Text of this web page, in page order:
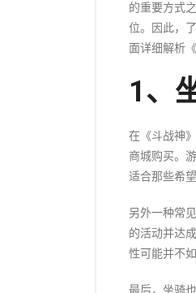
的重要方式
位。因此，
面详细解析
1、
在《斗战神
商城购买。
适合那些希
另外一种常
的活动并达
性可能并不
最后，坐骑